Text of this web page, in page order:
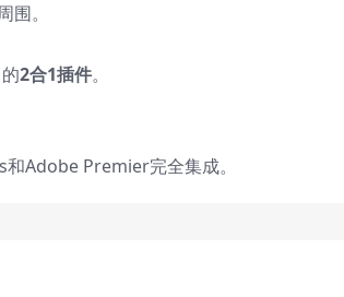
。
2合1插件。
Adobe Premier完全集成。